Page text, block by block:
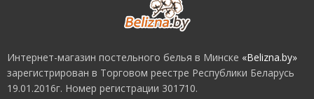
Интернет-магазин постельного белья в Минске «Belizna.by»
зарегистрирован в Торговом реестре Республики Беларусь
19.01.2016г. Номер регистрации 301710.